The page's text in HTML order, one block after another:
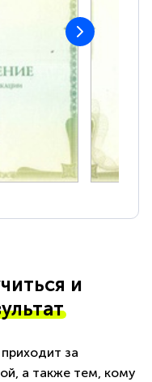
и
за
а также тем, кому